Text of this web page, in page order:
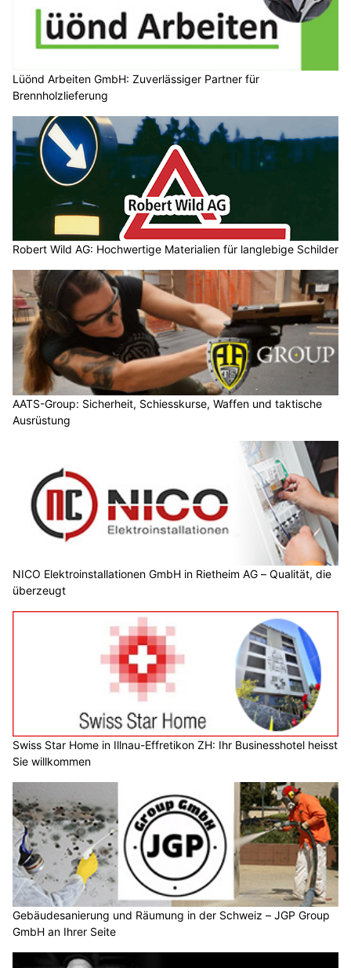
Lüönd Arbeiten GmbH: Zuverlässiger Partner für
Brennholzlieferung
Robert Wild AG: Hochwertige Materialien für langlebige Schilder
AATS-Group: Sicherheit, Schiesskurse, Waffen und taktische
Ausrüstung
NICO Elektroinstallationen GmbH in Rietheim AG – Qualität, die
überzeugt
Swiss Star Home in Illnau-Effretikon ZH: Ihr Businesshotel heisst
Sie willkommen
Gebäudesanierung und Räumung in der Schweiz – JGP Group
GmbH an Ihrer Seite